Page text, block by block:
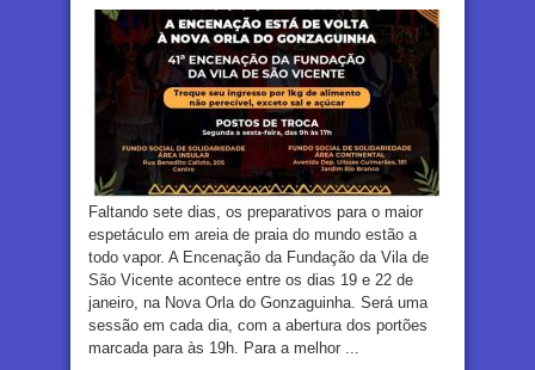
Faltando sete dias, os preparativos para o maior
espetáculo em areia de praia do mundo estão a
todo vapor. A Encenação da Fundação da Vila de
São Vicente acontece entre os dias 19 e 22 de
janeiro, na Nova Orla do Gonzaguinha. Será uma
sessão em cada dia, com a abertura dos portões
marcada para às 19h. Para a melhor ...